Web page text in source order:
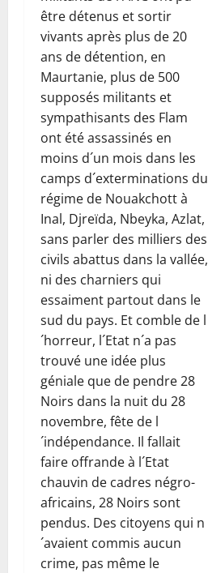
être détenus et sortir
vivants après plus de 20
ans de détention, en
Maurtanie, plus de 500
supposés militants et
sympathisants des Flam
ont été assassinés en
moins d´un mois dans les
camps d´exterminations du
régime de Nouakchott à
Inal, Djreïda, Nbeyka, Azlat,
sans parler des milliers des
civils abattus dans la vallée,
ni des charniers qui
essaiment partout dans le
sud du pays. Et comble de l
´horreur, l´Etat n´a pas
trouvé une idée plus
géniale que de pendre 28
Noirs dans la nuit du 28
novembre, fête de l
´indépendance. Il fallait
faire offrande à l´Etat
chauvin de cadres négro-
africains, 28 Noirs sont
pendus. Des citoyens qui n
´avaient commis aucun
crime, pas même le